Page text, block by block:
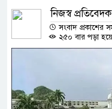
নিজস্ব প্রতিবেদক
সংবাদ প্রকাশের
২৫০ বার পড়া